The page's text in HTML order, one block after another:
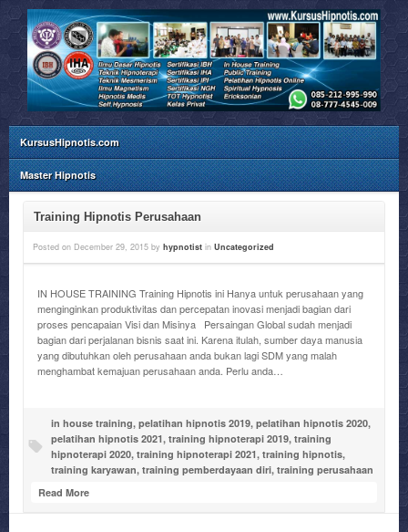
KursusHipnotis.com
Master Hipnotis
Training Hipnotis Perusahaan
Posted on December 29, 2015 by hypnotist in Uncategorized
IN HOUSE TRAINING Training Hipnotis ini Hanya untuk perusahaan yang
menginginkan produktivitas dan percepatan inovasi menjadi bagian dari
proses pencapaian Visi dan Misinya Persaingan Global sudah menjadi
bagian dari perjalanan bisnis saat ini. Karena itulah, sumber daya manusia
yang dibutuhkan oleh perusahaan anda bukan lagi SDM yang malah
menghambat kemajuan perusahaan anda. Perlu anda…
in house training, pelatihan hipnotis 2019, pelatihan hipnotis 2020,
pelatihan hipnotis 2021, training hipnoterapi 2019, training
hipnoterapi 2020, training hipnoterapi 2021, training hipnotis,
training karyawan, training pemberdayaan diri, training perusahaan
Read More